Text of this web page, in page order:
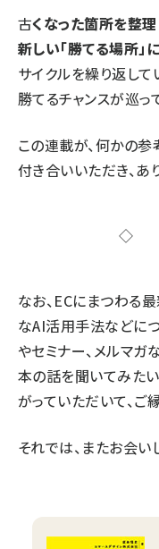
古くなった箇所を整
新しい「勝てる場所」
サイクルを繰り返し
勝てるチャンスが巡っ
この連載が、何かの
付き合いいただき、あ
なお、ECにまつわる
なAI活用手法などに
やセミナー、メルマガ
本の話を聞いてみた
がっていただいて、ご
それでは、またお会い